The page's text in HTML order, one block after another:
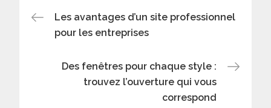
Navigation
de
l’article
Les avantages d’un site professionnel
pour les entreprises
Des fenêtres pour chaque style :
trouvez l’ouverture qui vous
correspond